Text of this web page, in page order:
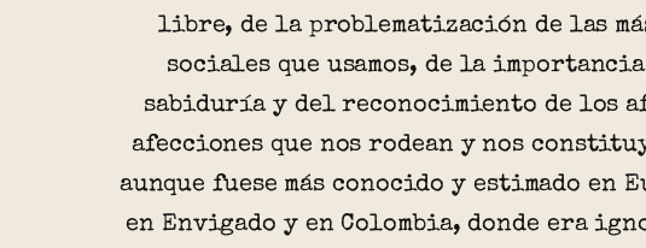
libre, de la problematización de las
sociales que usamos, de la
sabiduría y del reconocimiento de los
afecciones que nos rodean y nos
aunque fuese más conocido y estimado en
en Envigado y en Colombia, donde era